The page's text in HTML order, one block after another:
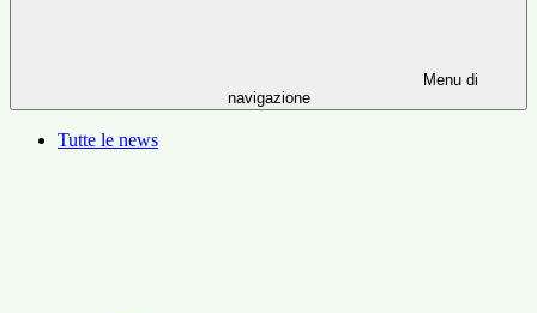
Menu di
navigazione
Tutte le news